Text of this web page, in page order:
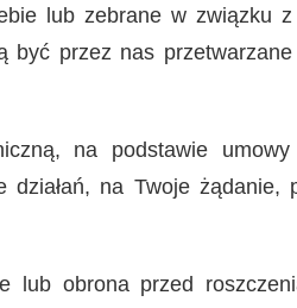
lub zebrane w związku
być przez nas
na podstawie
działań, na Twoje żądanie,
lub obrona przed